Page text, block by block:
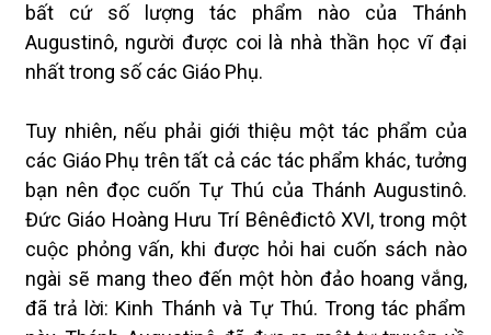
bất cứ số lượng tác phẩm nào của Thánh
Augustinô, người được coi là nhà thần học vĩ đại
nhất trong số các Giáo Phụ.
Tuy nhiên, nếu phải giới thiệu một tác phẩm của
các Giáo Phụ trên tất cả các tác phẩm khác, tưởng
bạn nên đọc cuốn Tự Thú của Thánh Augustinô.
Đức Giáo Hoàng Hưu Trí Bênêđictô XVI, trong một
cuộc phỏng vấn, khi được hỏi hai cuốn sách nào
ngài sẽ mang theo đến một hòn đảo hoang vắng,
đã trả lời: Kinh Thánh và Tự Thú. Trong tác phẩm